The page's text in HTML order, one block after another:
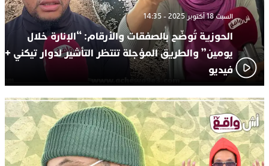
السبت 18 أكتوبر 2025 - 14:35
الحوزية تُوضّح بالصفقات والأرقام: “الإنارة خلال
يومين” والطريق المؤجلة تنتظر التأشير لدوار تيكني +
فيديو